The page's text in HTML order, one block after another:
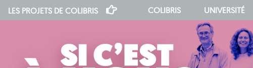
LES PROJETS DE COLIBRIS COLIBRIS UNIVERSITÉ